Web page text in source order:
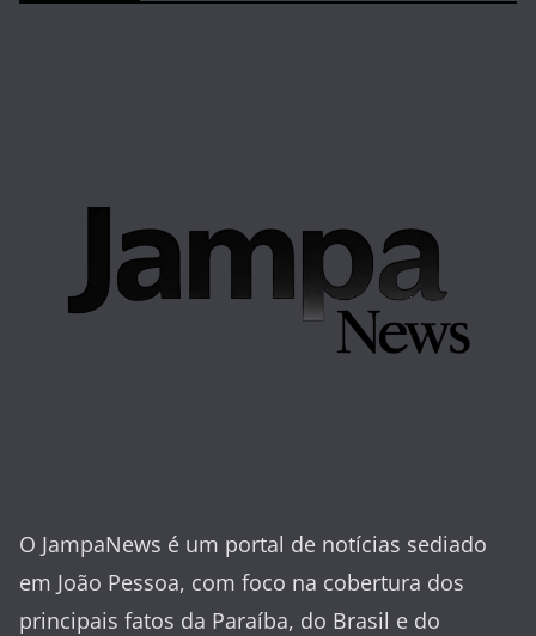
O JampaNews é um portal de notícias sediado
em João Pessoa, com foco na cobertura dos
principais fatos da Paraíba, do Brasil e do